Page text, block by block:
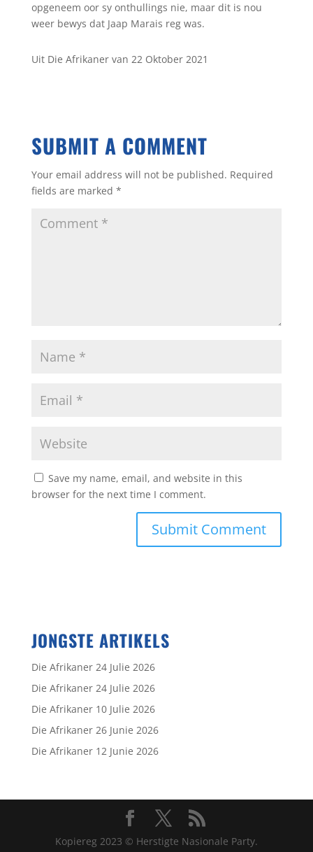
opgeneem oor sy onthullings nie, maar dit is nou
weer bewys dat Jaap Marais reg was.
Uit Die Afrikaner van 22 Oktober 2021
SUBMIT A COMMENT
Your email address will not be published. Required
fields are marked *
Save my name, email, and website in this
browser for the next time I comment.
JONGSTE ARTIKELS
Die Afrikaner 24 Julie 2026
Die Afrikaner 24 Julie 2026
Die Afrikaner 10 Julie 2026
Die Afrikaner 26 Junie 2026
Die Afrikaner 12 Junie 2026
Kopiereg 2023 © Herstigte Nasionale Party.